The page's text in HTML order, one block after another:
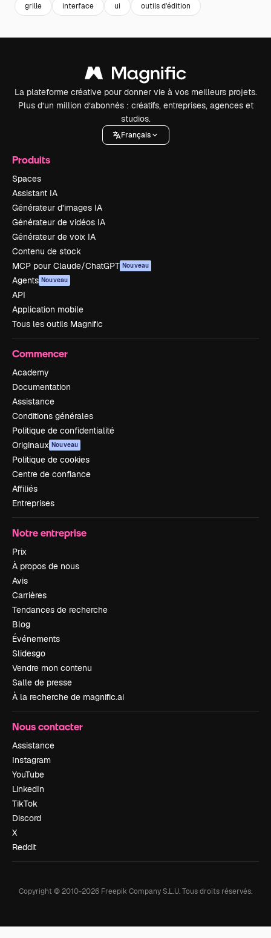
grille interface ui outils d'édition
La plateforme créative pour donner vie à vos meilleurs projets.
Plus d’un million d’abonnés : créatifs, entreprises, agences et
studios.
Français
Produits
Spaces
Assistant IA
Générateur d’images IA
Générateur de vidéos IA
Générateur de voix IA
Contenu de stock
MCP pour Claude/ChatGPT Nouveau
Agents Nouveau
API
Application mobile
Tous les outils Magnific
Commencer
Academy
Documentation
Assistance
Conditions générales
Politique de confidentialité
Originaux Nouveau
Politique de cookies
Centre de confiance
Affiliés
Entreprises
Notre entreprise
Prix
À propos de nous
Avis
Carrières
Tendances de recherche
Blog
Événements
Slidesgo
Vendre mon contenu
Salle de presse
À la recherche de magnific.ai
Nous contacter
Assistance
Instagram
YouTube
LinkedIn
TikTok
Discord
X
Reddit
Copyright © 2010-2026 Freepik Company S.L.U.Tous droits réservés.